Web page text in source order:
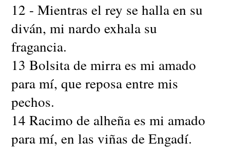
12 - Mientras el rey se halla en su
diván, mi nardo exhala su
fragancia.
13 Bolsita de mirra es mi amado
para mí, que reposa entre mis
pechos.
14 Racimo de alheña es mi amado
para mí, en las viñas de Engadí.